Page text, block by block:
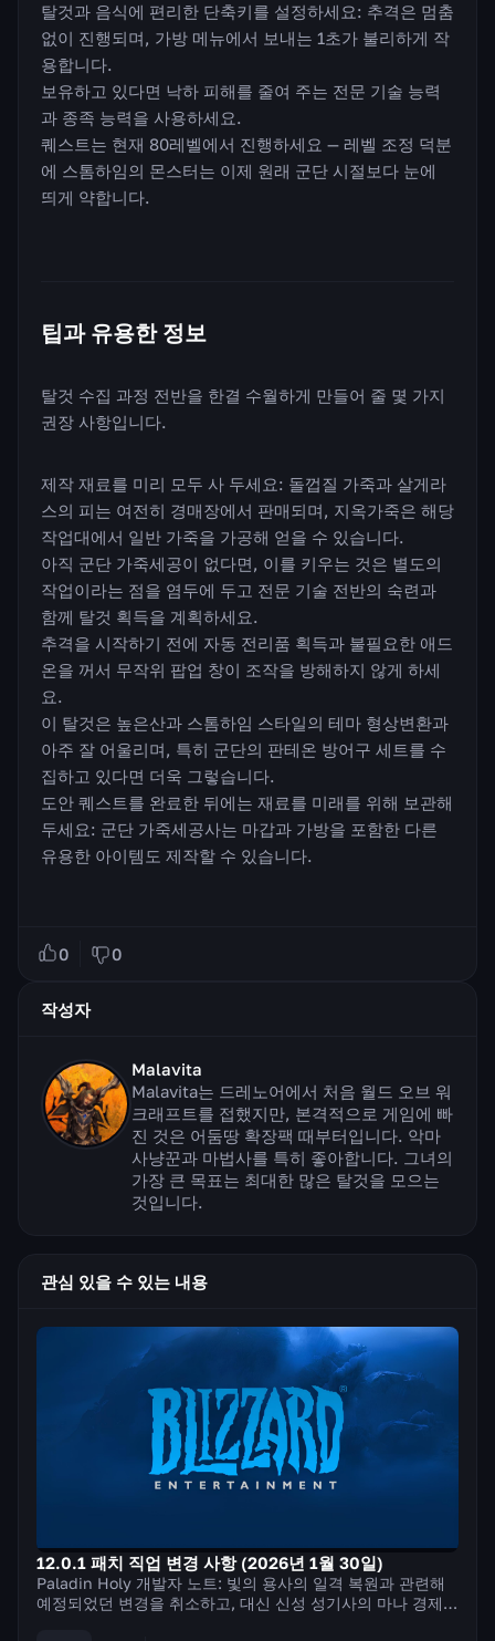
탈것과 음식에 편리한 단축키를 설정하세요: 추격은 멈춤
없이 진행되며, 가방 메뉴에서 보내는 1초가 불리하게 작
용합니다.
보유하고 있다면 낙하 피해를 줄여 주는 전문 기술 능력
과 종족 능력을 사용하세요.
퀘스트는 현재 80레벨에서 진행하세요 — 레벨 조정 덕분
에 스톰하임의 몬스터는 이제 원래 군단 시절보다 눈에
띄게 약합니다.
팁과 유용한 정보
탈것 수집 과정 전반을 한결 수월하게 만들어 줄 몇 가지
권장 사항입니다.
제작 재료를 미리 모두 사 두세요: 돌껍질 가죽과 살게라
스의 피는 여전히 경매장에서 판매되며, 지옥가죽은 해당
작업대에서 일반 가죽을 가공해 얻을 수 있습니다.
아직 군단 가죽세공이 없다면, 이를 키우는 것은 별도의
작업이라는 점을 염두에 두고 전문 기술 전반의 숙련과
함께 탈것 획득을 계획하세요.
추격을 시작하기 전에 자동 전리품 획득과 불필요한 애드
온을 꺼서 무작위 팝업 창이 조작을 방해하지 않게 하세
요.
이 탈것은 높은산과 스톰하임 스타일의 테마 형상변환과
아주 잘 어울리며, 특히 군단의 판테온 방어구 세트를 수
집하고 있다면 더욱 그렇습니다.
도안 퀘스트를 완료한 뒤에는 재료를 미래를 위해 보관해
두세요: 군단 가죽세공사는 마갑과 가방을 포함한 다른
유용한 아이템도 제작할 수 있습니다.
0 0
작성자
Malavita
Malavita는 드레노어에서 처음 월드 오브 워
크래프트를 접했지만, 본격적으로 게임에 빠
진 것은 어둠땅 확장팩 때부터입니다. 악마
사냥꾼과 마법사를 특히 좋아합니다. 그녀의
가장 큰 목표는 최대한 많은 탈것을 모으는
것입니다.
관심 있을 수 있는 내용
12.0.1 패치 직업 변경 사항 (2026년 1월 30일)
Paladin Holy 개발자 노트: 빛의 용사의 일격 복원과 관련해
예정되었던 변경을 취소하고, 대신 신성 성기사의 마나 경제와